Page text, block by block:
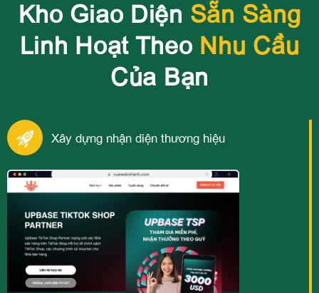
Kho Giao Diện Sẵn Sàng
Linh Hoạt Theo Nhu Cầu
Của Bạn
Xây dựng nhận diện thương hiệu